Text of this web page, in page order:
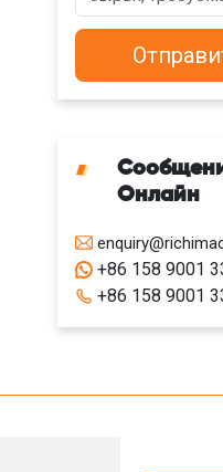
Онлайн
+86 158 9001
+86 158 9001